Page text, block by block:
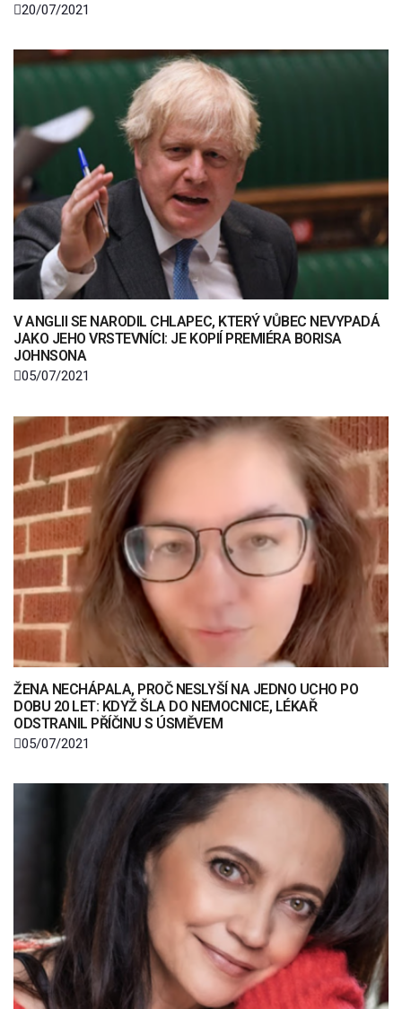
20/07/2021
V ANGLII SE NARODIL CHLAPEC, KTERÝ VŮBEC NEVYPADÁ
JAKO JEHO VRSTEVNÍCI: JE KOPIÍ PREMIÉRA BORISA
JOHNSONA
05/07/2021
ŽENA NECHÁPALA, PROČ NESLYŠÍ NA JEDNO UCHO PO
DOBU 20 LET: KDYŽ ŠLA DO NEMOCNICE, LÉKAŘ
ODSTRANIL PŘÍČINU S ÚSMĚVEM
05/07/2021